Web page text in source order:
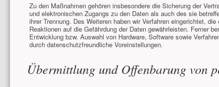
Zu den Maßnahmen gehören insbesondere die Sicherung der
und elektronischen Zugangs zu den Daten als auch des sie
ihrer Trennung. Des Weiteren haben wir Verfahren eingerichtet,
Reaktionen auf die Gefährdung der Daten gewährleisten. Ferner
Entwicklung bzw. Auswahl von Hardware, Software sowie
durch datenschutzfreundliche Voreinstellungen.
Übermittlung und Offenbarung von